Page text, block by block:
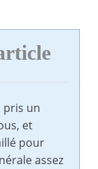
pris un
et
pour
assez